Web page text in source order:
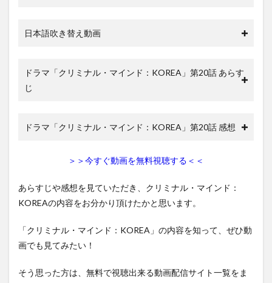
日本語吹き替え動画
ドラマ「クリミナル・マインド：KOREA」第20話 あらす
じ
ドラマ「クリミナル・マインド：KOREA」第20話 感想
＞＞今すぐ動画を無料視聴する＜＜
あらすじや感想を見ていただき、クリミナル・マインド：
KOREAの内容をお分かり頂けたかと思います。
「クリミナル・マインド：KOREA」の内容を知って、ぜひ動
画でも見てみたい！
そう思った方は、無料で視聴出来る動画配信サイト一覧をま